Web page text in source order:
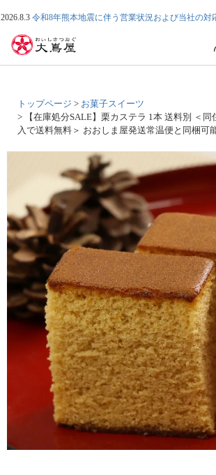
2026.8.3 令和8年熊本地震に伴う営業状況および当社の対
トップページ
お菓子スイーツ
【在庫処分SALE】栗カステラ 1本 送料別 ＜
入で送料無料＞ おおしま屋発送常温便と同梱可